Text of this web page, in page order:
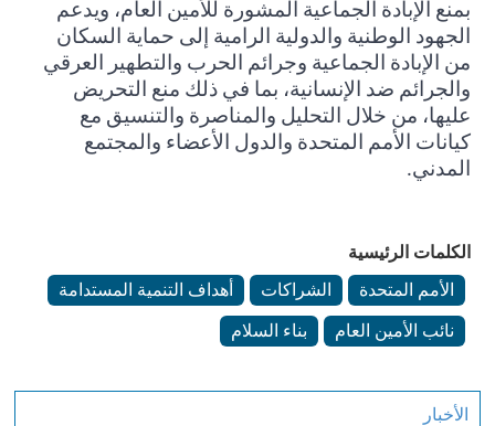
بمنع الإبادة الجماعية المشورة للأمين العام، ويدعم
الجهود الوطنية والدولية الرامية إلى حماية السكان
من الإبادة الجماعية وجرائم الحرب والتطهير العرقي
والجرائم ضد الإنسانية، بما في ذلك منع التحريض
عليها، من خلال التحليل والمناصرة والتنسيق مع
كيانات الأمم المتحدة والدول الأعضاء والمجتمع
المدني.
الكلمات الرئيسية
الأمم المتحدة
الشراكات أهداف التنمية المستدامة
نائب الأمين العام بناء السلام
الأخبار